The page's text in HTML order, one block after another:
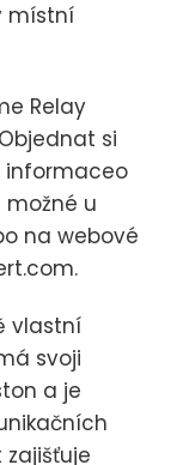
místní
Relay
si
informaceo
možné u
na webové
vlastní
svoji
a je
zajišťuje